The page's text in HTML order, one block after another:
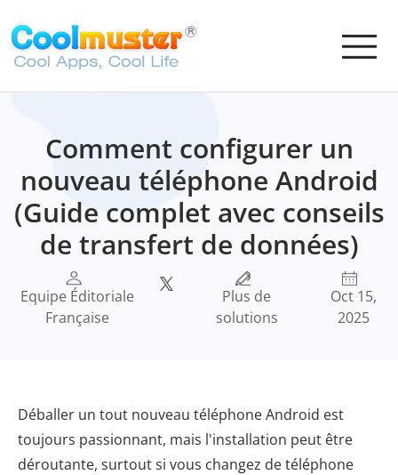
Comment configurer un
nouveau téléphone Android
(Guide complet avec conseils
de transfert de données)
Equipe Éditoriale
Française
Plus de
solutions
Oct 15,
2025
Déballer un tout nouveau téléphone Android est
toujours passionnant, mais l'installation peut être
déroutante, surtout si vous changez de téléphone